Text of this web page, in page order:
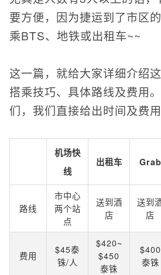
要方便，因为捷运到了市区
乘BTS、地铁或出租车~~
这一篇，就给大家详细介绍
搭乘技巧、具体路线及费用
们，我们直接给出时间及费用
机场快
线
出租车 Grab
路线
市中心
两个站
点
送到酒
店
送到
店
费用
$45泰
铢/人
$420~
$450
泰铢
$400
泰铢